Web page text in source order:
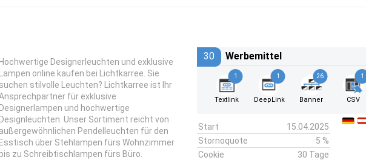
Hochwertige Designerleuchten und exklusive
Lampen online kaufen bei Lichtkarree. Sie
suchen stilvolle Leuchten? Lichtkarree ist Ihr
für exklusive
Designerlampen und hochwertige
Designleuchten. Unser Sortiment reicht von
außergewöhnlichen Pendelleuchten für den
Esstisch über Stehlampen fürs Wohnzimmer
bis zu Schreibtischlampen fürs Büro.
30 Werbemittel
1
Textlink
1
DeepLink
26
Banner
1
CSV
Start
15.04.2025
Stornoquote
5 %
Cookie
30 Tage